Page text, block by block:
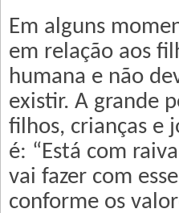
Em alguns
em relação aos
humana e não
existir. A grande
filhos, crianças e
é: “Está com
vai fazer com
conforme os